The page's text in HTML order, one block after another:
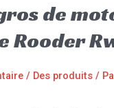
de
Rooder
/ Des produits /